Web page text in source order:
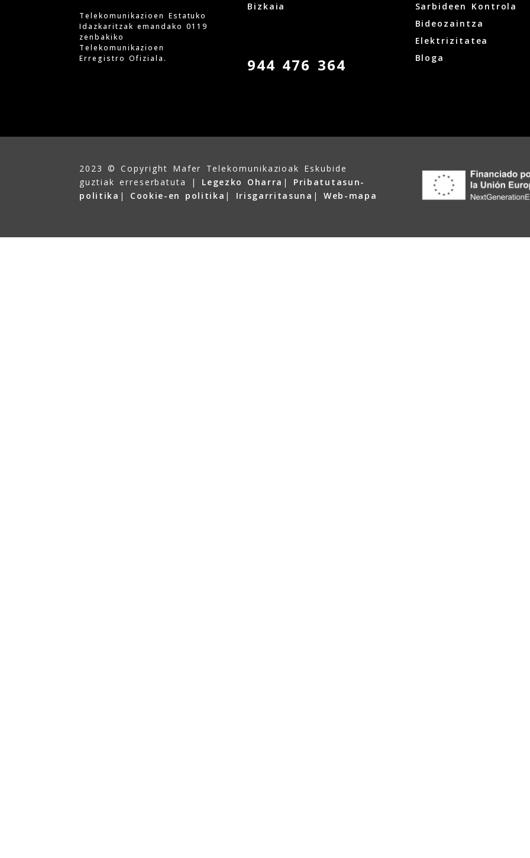
Telekomunikazioen Estatuko
Idazkaritzak emandako 0119
zenbakiko
Telekomunikazioen
Erregistro Ofiziala.
Bizkaia
944 476 364
Sarbideen Kontrola
Bideozaintza
Elektrizitatea
Bloga
2023 © Copyright Mafer Telekomunikazioak Eskubide
guztiak erreserbatuta | Legezko Oharra | Pribatutasun-
politika | Cookie-en politika | Irisgarritasuna | Web-mapa